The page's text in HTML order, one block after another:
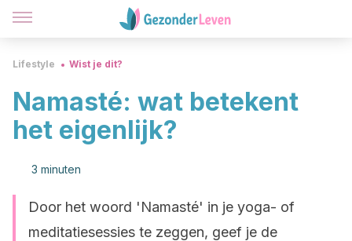
Lifestyle Wist je dit?
Namasté: wat betekent
het eigenlijk?
3 minuten
Door het woord 'Namasté' in je yoga- of
meditatiesessies te zeggen, geef je de